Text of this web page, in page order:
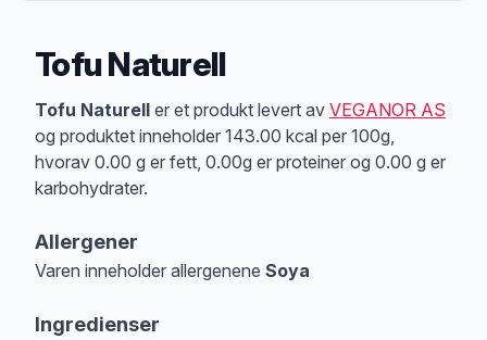
Tofu Naturell
Produktbeskrivelse
Tofu Naturell er et produkt levert av VEGANOR AS
og produktet inneholder 143.00 kcal per 100g,
hvorav 0.00 g er fett, 0.00g er proteiner og 0.00 g er
karbohydrater.
Allergener
Varen inneholder allergenene Soya
Ingredienser